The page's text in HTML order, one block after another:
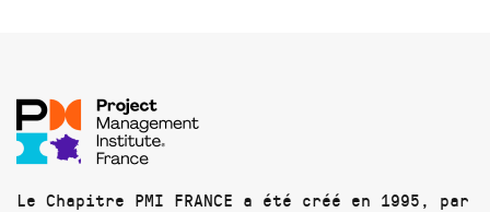
Le Chapitre PMI FRANCE a été créé en 1995, par